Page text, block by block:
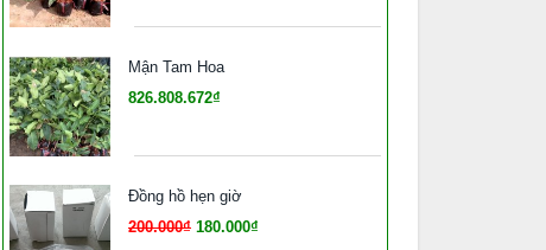
Mận Tam Hoa
826.808.672₫
Đồng hồ hẹn giờ
200.000₫ 180.000₫